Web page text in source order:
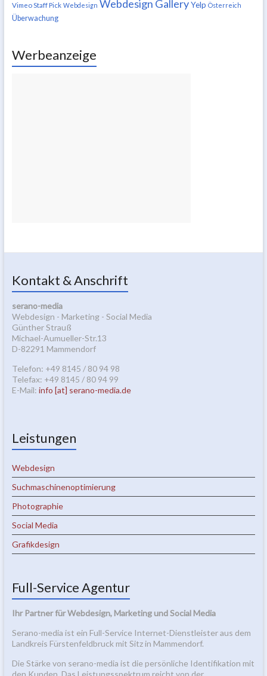
Vimeo Staff Pick Webdesign Webdesign Gallery Yelp Österreich
Überwachung
Werbeanzeige
Kontakt & Anschrift
serano-media
Webdesign - Marketing - Social Media
Günther Strauß
Michael-Aumueller-Str.13
D-82291 Mammendorf
Telefon: +49 8145 / 80 94 98
Telefax: +49 8145 / 80 94 99
E-Mail: info [at] serano-media.de
Leistungen
Webdesign
Suchmaschinenoptimierung
Photographie
Social Media
Grafikdesign
Full-Service Agentur
Ihr Partner für Webdesign, Marketing und Social Media
Serano-media ist ein Full-Service Internet-Dienstleister aus dem
Landkreis Fürstenfeldbruck mit Sitz in Mammendorf.
Die Stärke von serano-media ist die persönliche Identifikation mit